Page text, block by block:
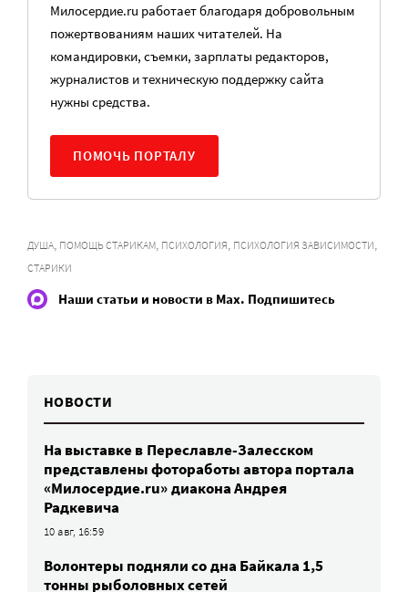
Милосердие.ru работает благодаря добровольным
пожертвованиям наших читателей. На
командировки, съемки, зарплаты редакторов,
журналистов и техническую поддержку сайта
нужны средства.
ПОМОЧЬ ПОРТАЛУ
ДУША ПОМОЩЬ СТАРИКАМ ПСИХОЛОГИЯ ПСИХОЛОГИЯ ЗАВИСИМОСТИ
СТАРИКИ
Наши статьи и новости в Max. Подпишитесь
НОВОСТИ
На выставке в Переславле-Залесском
представлены фотоработы автора портала
«Милосердие.ru» диакона Андрея
Радкевича
10 авг, 16:59
Волонтеры подняли со дна Байкала 1,5
тонны рыболовных сетей